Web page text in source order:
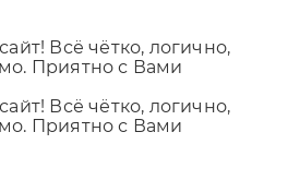
Всё чётко, логично,
Приятно с Вами
Всё чётко, логично,
Приятно с Вами